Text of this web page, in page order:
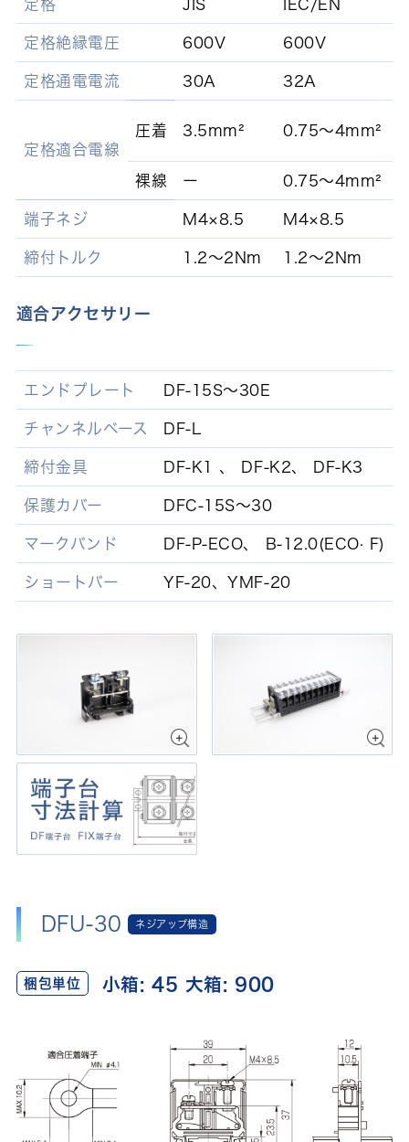
定格 JIS IEC/EN
定格絶縁電圧 600V 600V
定格通電電流 30A 32A
定格適合電線
圧着 3.5mm² 0.75～4mm²
裸線 ー 0.75～4mm²
端子ネジ M4×8.5 M4×8.5
締付トルク 1.2～2Nm 1.2～2Nm
適合アクセサリー
エンドプレート DF-15S～30E
チャンネルベース DF-L
締付金具 DF-K1 、 DF-K2、 DF-K3
保護カバー DFC-15S～30
マークバンド DF-P-ECO、 B-12.0(ECO· F)
ショートバー YF-20、YMF-20
DFU-30 ネジアップ構造
梱包単位 小箱: 45 大箱: 900